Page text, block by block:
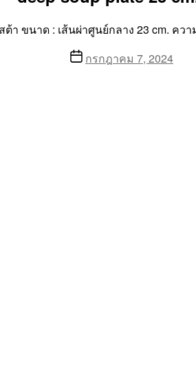
ขนาด : เส้นผ่าศูนย์กลาง 23 cm. คว
Postกรกฎาคม 7, 2024